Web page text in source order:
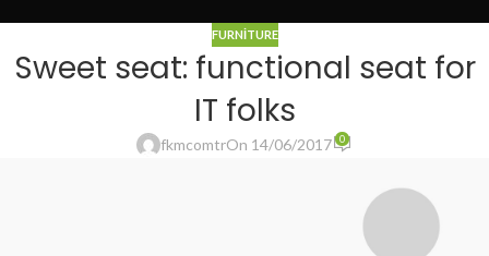
FURNITURE
Sweet seat: functional seat for
IT folks
fkmcomtrOn 14/06/2017 0